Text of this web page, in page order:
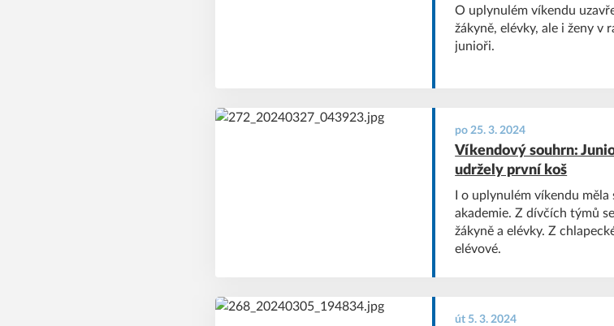
O uplynulém víkendu
žákyně, elévky, ale i ženy v
junioři.
po 25. 3. 2024
Víkendový souhrn:
udržely první koš
I o uplynulém víkendu
akademie. Z dívčích týmů
žákyně a elévky. Z
elévové.
út 5. 3. 2024